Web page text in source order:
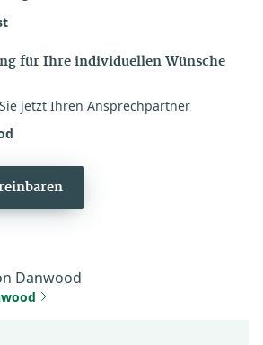
für Ihre individuellen Wünsche
jetzt Ihren Ansprechpartner
Danwood